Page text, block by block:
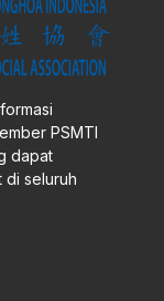
PSMTI
dapat
di seluruh